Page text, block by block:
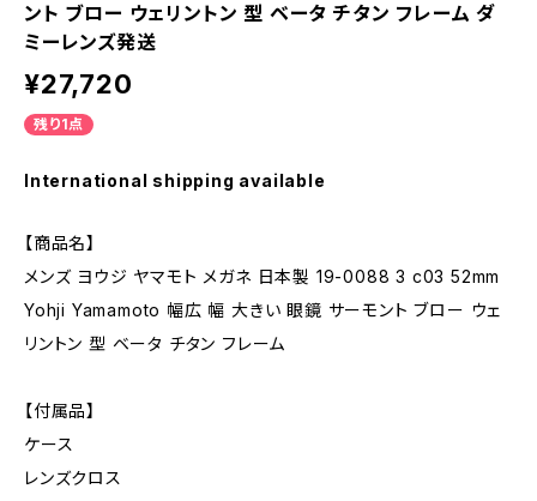
ント ブロー ウェリントン 型 ベータ チタン フレーム ダ
ミーレンズ発送
¥27,720
残り1点
International shipping available
【商品名】
メンズ ヨウジ ヤマモト メガネ 日本製 19-0088 3 c03 52mm
Yohji Yamamoto 幅広 幅 大きい 眼鏡 サーモント ブロー ウェ
リントン 型 ベータ チタン フレーム
【付属品】
ケース
レンズクロス